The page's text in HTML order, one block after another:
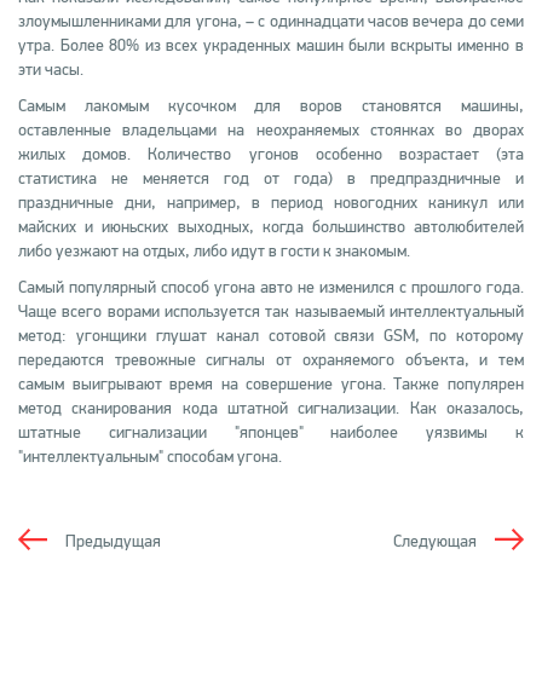
злоумышленниками для угона, – с одиннадцати часов вечера до семи
утра. Более 80% из всех украденных машин были вскрыты именно в
эти часы.
Самым лакомым кусочком для воров становятся машины,
оставленные владельцами на неохраняемых стоянках во дворах
жилых домов. Количество угонов особенно возрастает (эта
статистика не меняется год от года) в предпраздничные и
праздничные дни, например, в период новогодних каникул или
майских и июньских выходных, когда большинство автолюбителей
либо уезжают на отдых, либо идут в гости к знакомым.
Самый популярный способ угона авто не изменился с прошлого года.
Чаще всего ворами используется так называемый интеллектуальный
метод: угонщики глушат канал сотовой связи GSM, по которому
передаются тревожные сигналы от охраняемого объекта, и тем
самым выигрывают время на совершение угона. Также популярен
метод сканирования кода штатной сигнализации. Как оказалось,
штатные сигнализации "японцев" наиболее уязвимы к
"интеллектуальным" способам угона.
Следующая
Предыдущая